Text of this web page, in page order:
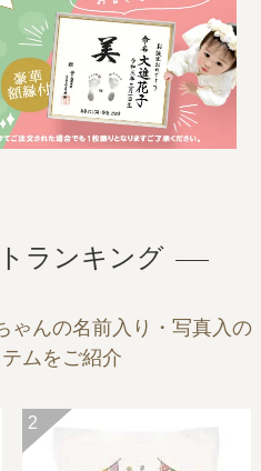
ランキング
ゃんの名前入り・写真入の
ムをご紹介
2